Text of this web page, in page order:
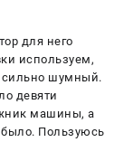
для него
используем,
сильно шумный.
девяти
машины, а
Пользуюсь